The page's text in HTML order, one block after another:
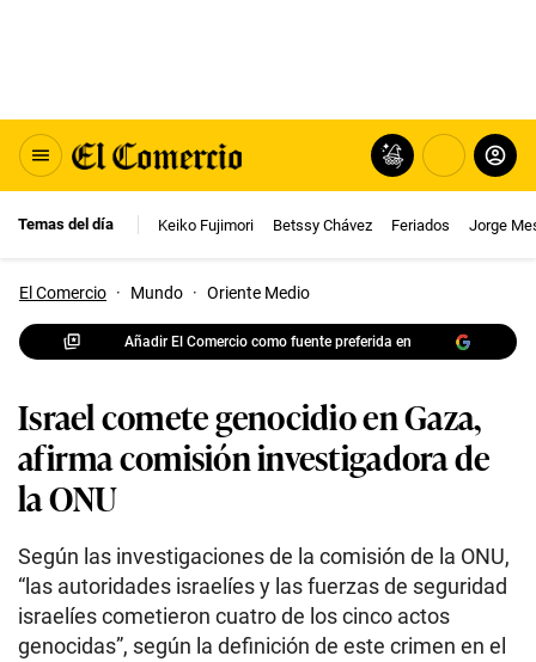
Temas del día Keiko Fujimori Betssy Chávez Feriados Jorge
El Comercio · Mundo · Oriente Medio
Añadir El Comercio como fuente preferida en
Israel comete genocidio en Gaza,
afirma comisión investigadora de
la ONU
Según las investigaciones de la comisión de la ONU,
“las autoridades israelíes y las fuerzas de seguridad
israelíes cometieron cuatro de los cinco actos
genocidas”, según la definición de este crimen en el